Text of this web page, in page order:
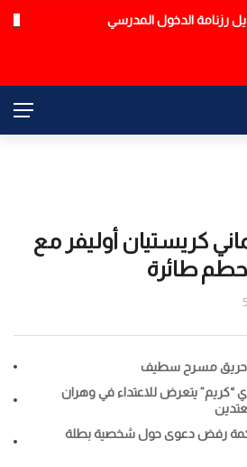
كان تحت تأثير مواد مخدرة
كريستيان أوليفر مع
طائرة
حريق مسرح سطيف
“كريم” يتعرض للاعتداء في وهران
رفض دعوى حول شخصية بطلة